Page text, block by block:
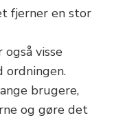
fjerner en stor
visse
brugere,
og gøre det